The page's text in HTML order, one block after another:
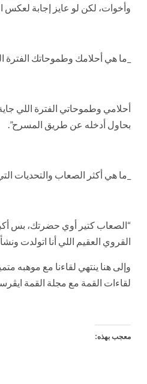
وأخوات، لكن لو عايز إجابة لعكس
_ما هي أحلامك وطموحاتك الفترة
أحلامي وطموحاتي الفترة اللي
بحاول أدخله عن طريق المسرح”.
_ما هي أكثر الصعاب والتحديات
“الصعاب كتير أوي حضرتك، بس
القروي العقيم اللي أنا اتولدت
وإلى هنا ينتهي لقاءنا مع موهبه
لقاءات القمة مع مجلة القمة
معجب بهذه: